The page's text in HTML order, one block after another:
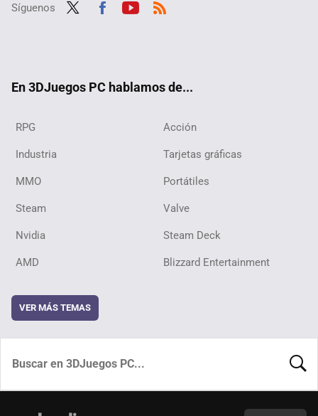
Síguenos
En 3DJuegos PC hablamos de...
RPG Acción
Industria Tarjetas gráficas
MMO Portátiles
Steam Valve
Nvidia Steam Deck
AMD Blizzard Entertainment
VER MÁS TEMAS